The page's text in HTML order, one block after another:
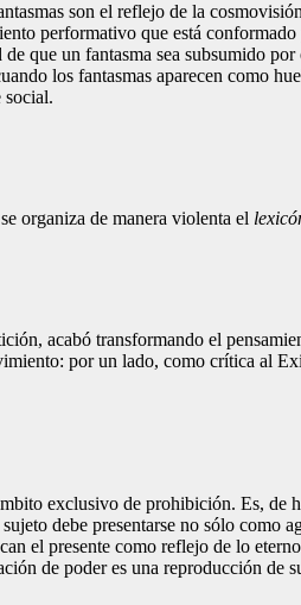
son el reflejo de la
performativo que está
que un fantasma sea subsumido
los fantasmas aparecen como
social.
organiza de manera violenta el
acabó transformando el
por un lado, como crítica al
exclusivo de prohibición. Es, de
debe presentarse no sólo como
el presente como reflejo de lo
de poder es una reproducción de